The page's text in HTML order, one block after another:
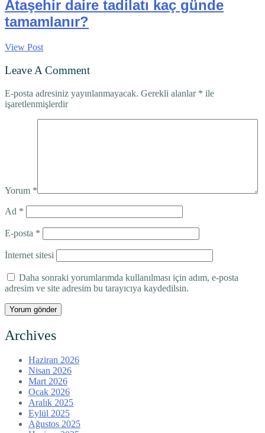
Ataşehir daire tadilatı kaç günde
tamamlanır?
View Post
Leave A Comment
E-posta adresiniz yayınlanmayacak. Gerekli alanlar * ile
işaretlenmişlerdir
Yorum *
Ad *
E-posta *
İnternet sitesi
Daha sonraki yorumlarımda kullanılması için adım, e-posta
adresim ve site adresim bu tarayıcıya kaydedilsin.
Archives
Haziran 2026
Nisan 2026
Mart 2026
Ocak 2026
Aralık 2025
Eylül 2025
Ağustos 2025